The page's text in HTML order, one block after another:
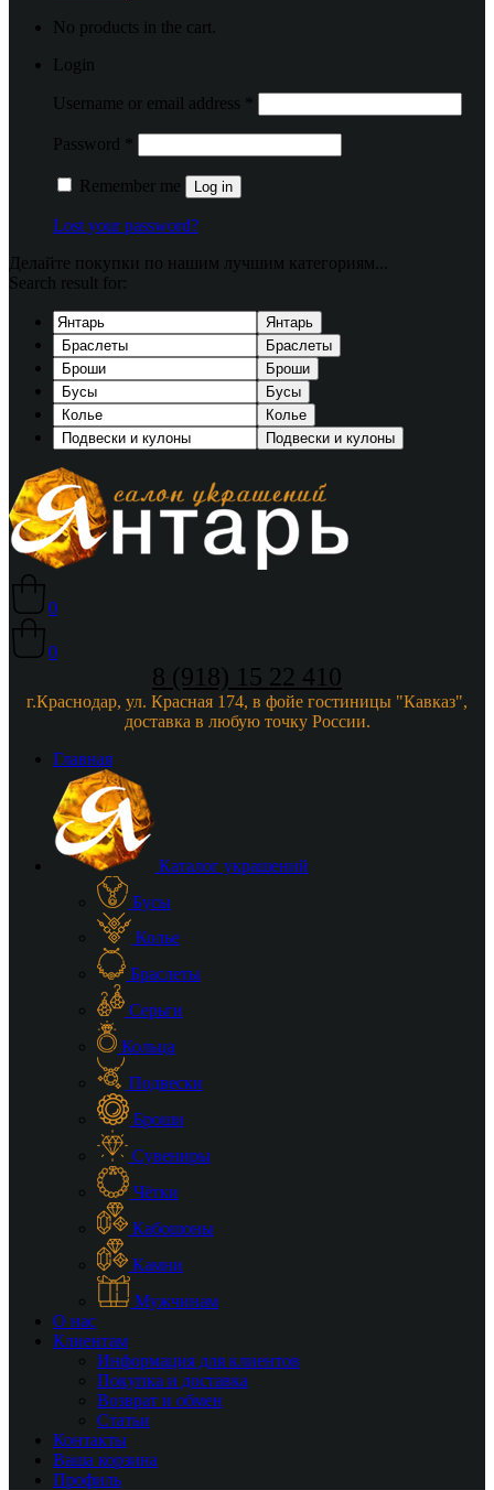
No products in the cart.
Login
Username or email address
Password
Remember me Log in
Lost your password?
Делайте покупки по нашим лучшим категориям...
Search result for:
Янтарь
Браслеты
Броши
Бусы
Колье
Подвески и кулоны
0
0
8 (918) 15 22 410
г.Краснодар, ул. Красная 174, в фойе гостиницы "Кавказ",
доставка в любую точку России.
Главная
Каталог украшений
Бусы
Колье
Браслеты
Серьги
Кольца
Подвески
Броши
Сувениры
Чётки
Кабошоны
Камни
Мужчинам
О нас
Клиентам
Информация для клиентов
Покупка и доставка
Возврат и обмен
Статьи
Контакты
Ваша корзина
Профиль